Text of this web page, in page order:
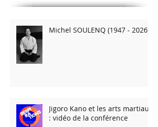
Michel SOULENQ (1947 - 2026)
Jigoro Kano et les arts martiaux
: vidéo de la conférence